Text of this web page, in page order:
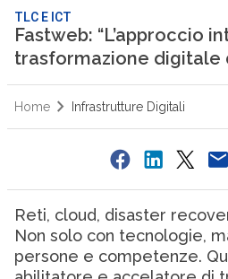
TLC E ICT
Fastweb: “L’approccio
trasformazione digitale
Home Infrastrutture Digitali
Reti, cloud, disaster
Non solo con tecnologie,
persone e competenze.